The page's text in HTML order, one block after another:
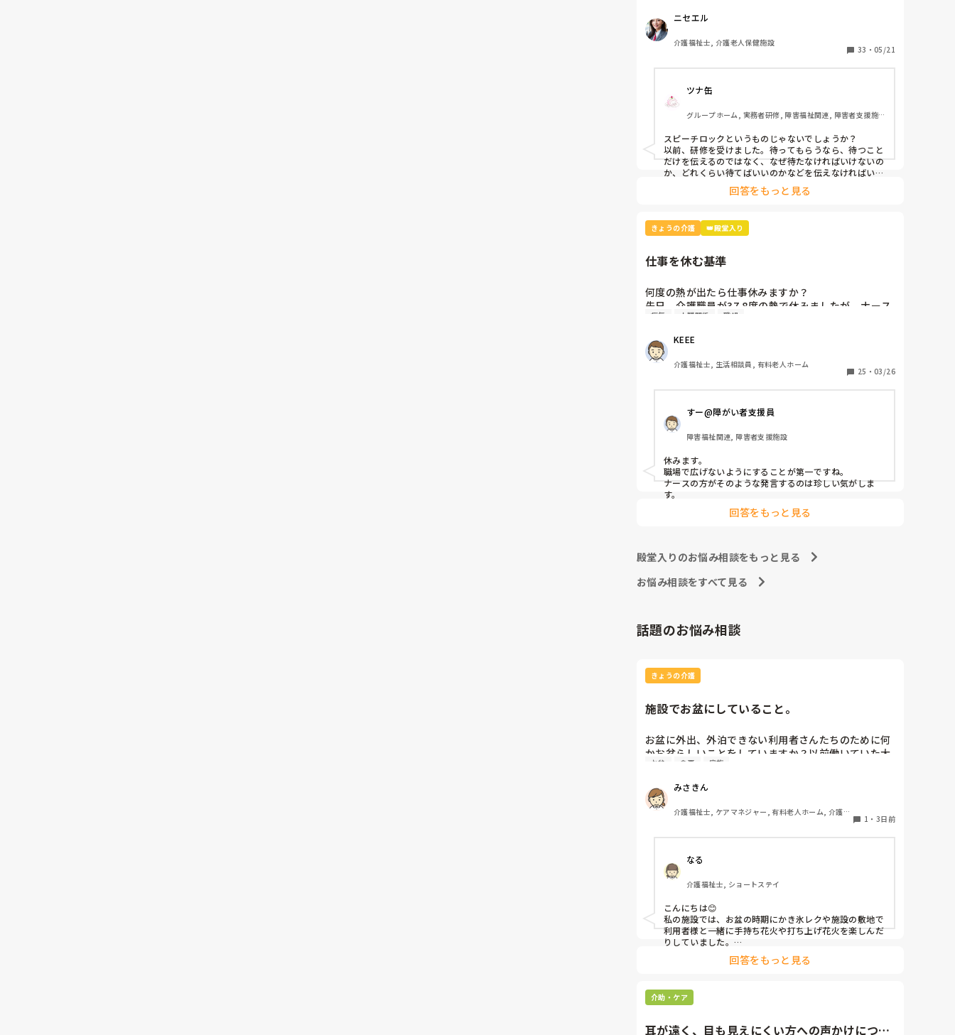
になりました。
つまり虐待と同じ枠組みです。
そんなに悪い言葉ですか？むしろ必要な言葉だと思う
のですがいかがでしょう？
ニセエル
介護福祉士, 介護老人保健施設
33 ・ 05/21
ツナ缶
グループホーム, 実務者研修, 障害福祉関連, 障害者支援施
スピーチロックというものじゃないでしょうか？
以前、研修を受けました。待ってもらうなら、待つこと
だけを伝えるのではなく、なぜ待たなければいけないの
か、どれくらい待てばいいのかなどを伝えなければいけ
例えば、「今、〜さんのお手伝いしてるから終わったら
忙しくて難しいときもありますけどね。
回答をもっと見る
きょうの介護 👑殿堂入り
仕事を休む基準
何度の熱が出たら仕事休みますか？
先日、介護職員が37.8度の熱で休みましたが、ナース
2人が「37.8度くらいで休む？私なら休まない。甘え
なら休みます。(平熱が低く微熱でもしんどいので)
皆さんの意見が聞きたいです。
病気 人間関係 職場
KEEE
介護福祉士, 生活相談員, 有料老人ホーム
25 ・ 03/26
すー@障がい者支援員
障害福祉関連, 障害者支援施設
休みます。
職場で広げないようにすることが第一ですね。
ナースの方がそのような発言するのは珍しい気がしま
す。
回答をもっと見る
殿堂入りのお悩み相談をもっと見る
お悩み相談をすべて見る
話題のお悩み相談
きょうの介護
施設でお盆にしていること。
お盆に外出、外泊できない利用者さんたちのために何
かお盆らしいことをしていますか？以前働いていた大
きな施設では実際に住職さんを呼びご焼香できるよう
は、食事内容が変わる、家族が面会に来る…などでし
た。お盆まであと少しです。何かしていることがあれ
ばぜひシェアよろしくお願いします。
お盆 食事 家族
みさきん
介護福祉士, ケアマネジャー, 有料老人ホーム, 介護老
1 ・ 3日前
なる
介護福祉士, ショートステイ
こんにちは😊
私の施設では、お盆の時期にかき氷レクや施設の敷地で
利用者様と一緒に手持ち花火や打ち上げ花火を楽しんだ
りしていました。
みさきんさんの住職さんを呼んでご焼香できる機会があ
るのは利用者様にとっても良い経験にもなりますね！
回答をもっと見る
介助・ケア
耳が遠く、目も見えにくい方への声かけについ